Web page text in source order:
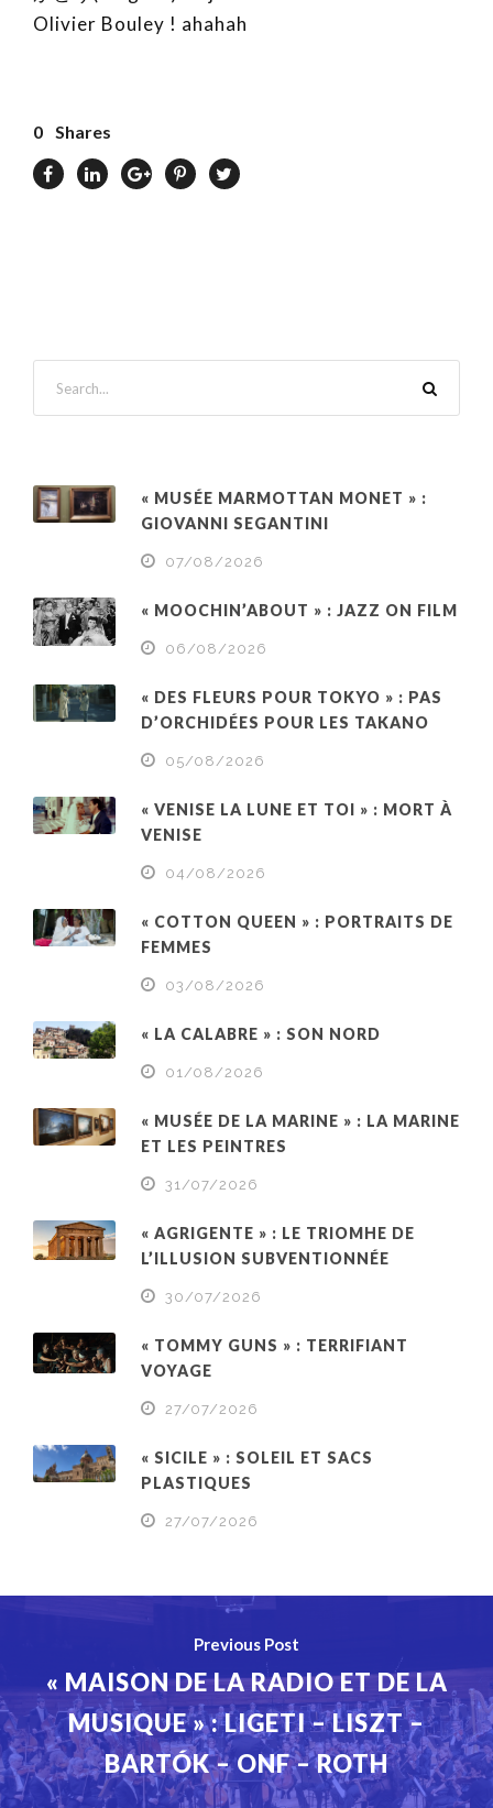
Olivier Bouley ! ahahah
0 Shares
« MUSÉE MARMOTTAN MONET » :
GIOVANNI SEGANTINI
07/08/2026
« MOOCHIN’ABOUT » : JAZZ ON FILM
06/08/2026
« DES FLEURS POUR TOKYO » : PAS
D’ORCHIDÉES POUR LES TAKANO
05/08/2026
« VENISE LA LUNE ET TOI » : MORT À
VENISE
04/08/2026
« COTTON QUEEN » : PORTRAITS DE
FEMMES
03/08/2026
« LA CALABRE » : SON NORD
01/08/2026
« MUSÉE DE LA MARINE » : LA MARINE
ET LES PEINTRES
31/07/2026
« AGRIGENTE » : LE TRIOMHE DE
L’ILLUSION SUBVENTIONNÉE
30/07/2026
« TOMMY GUNS » : TERRIFIANT
VOYAGE
27/07/2026
« SICILE » : SOLEIL ET SACS
PLASTIQUES
27/07/2026
Previous Post
« MAISON DE LA RADIO ET DE LA
MUSIQUE » : LIGETI – LISZT –
BARTÓK – ONF – ROTH